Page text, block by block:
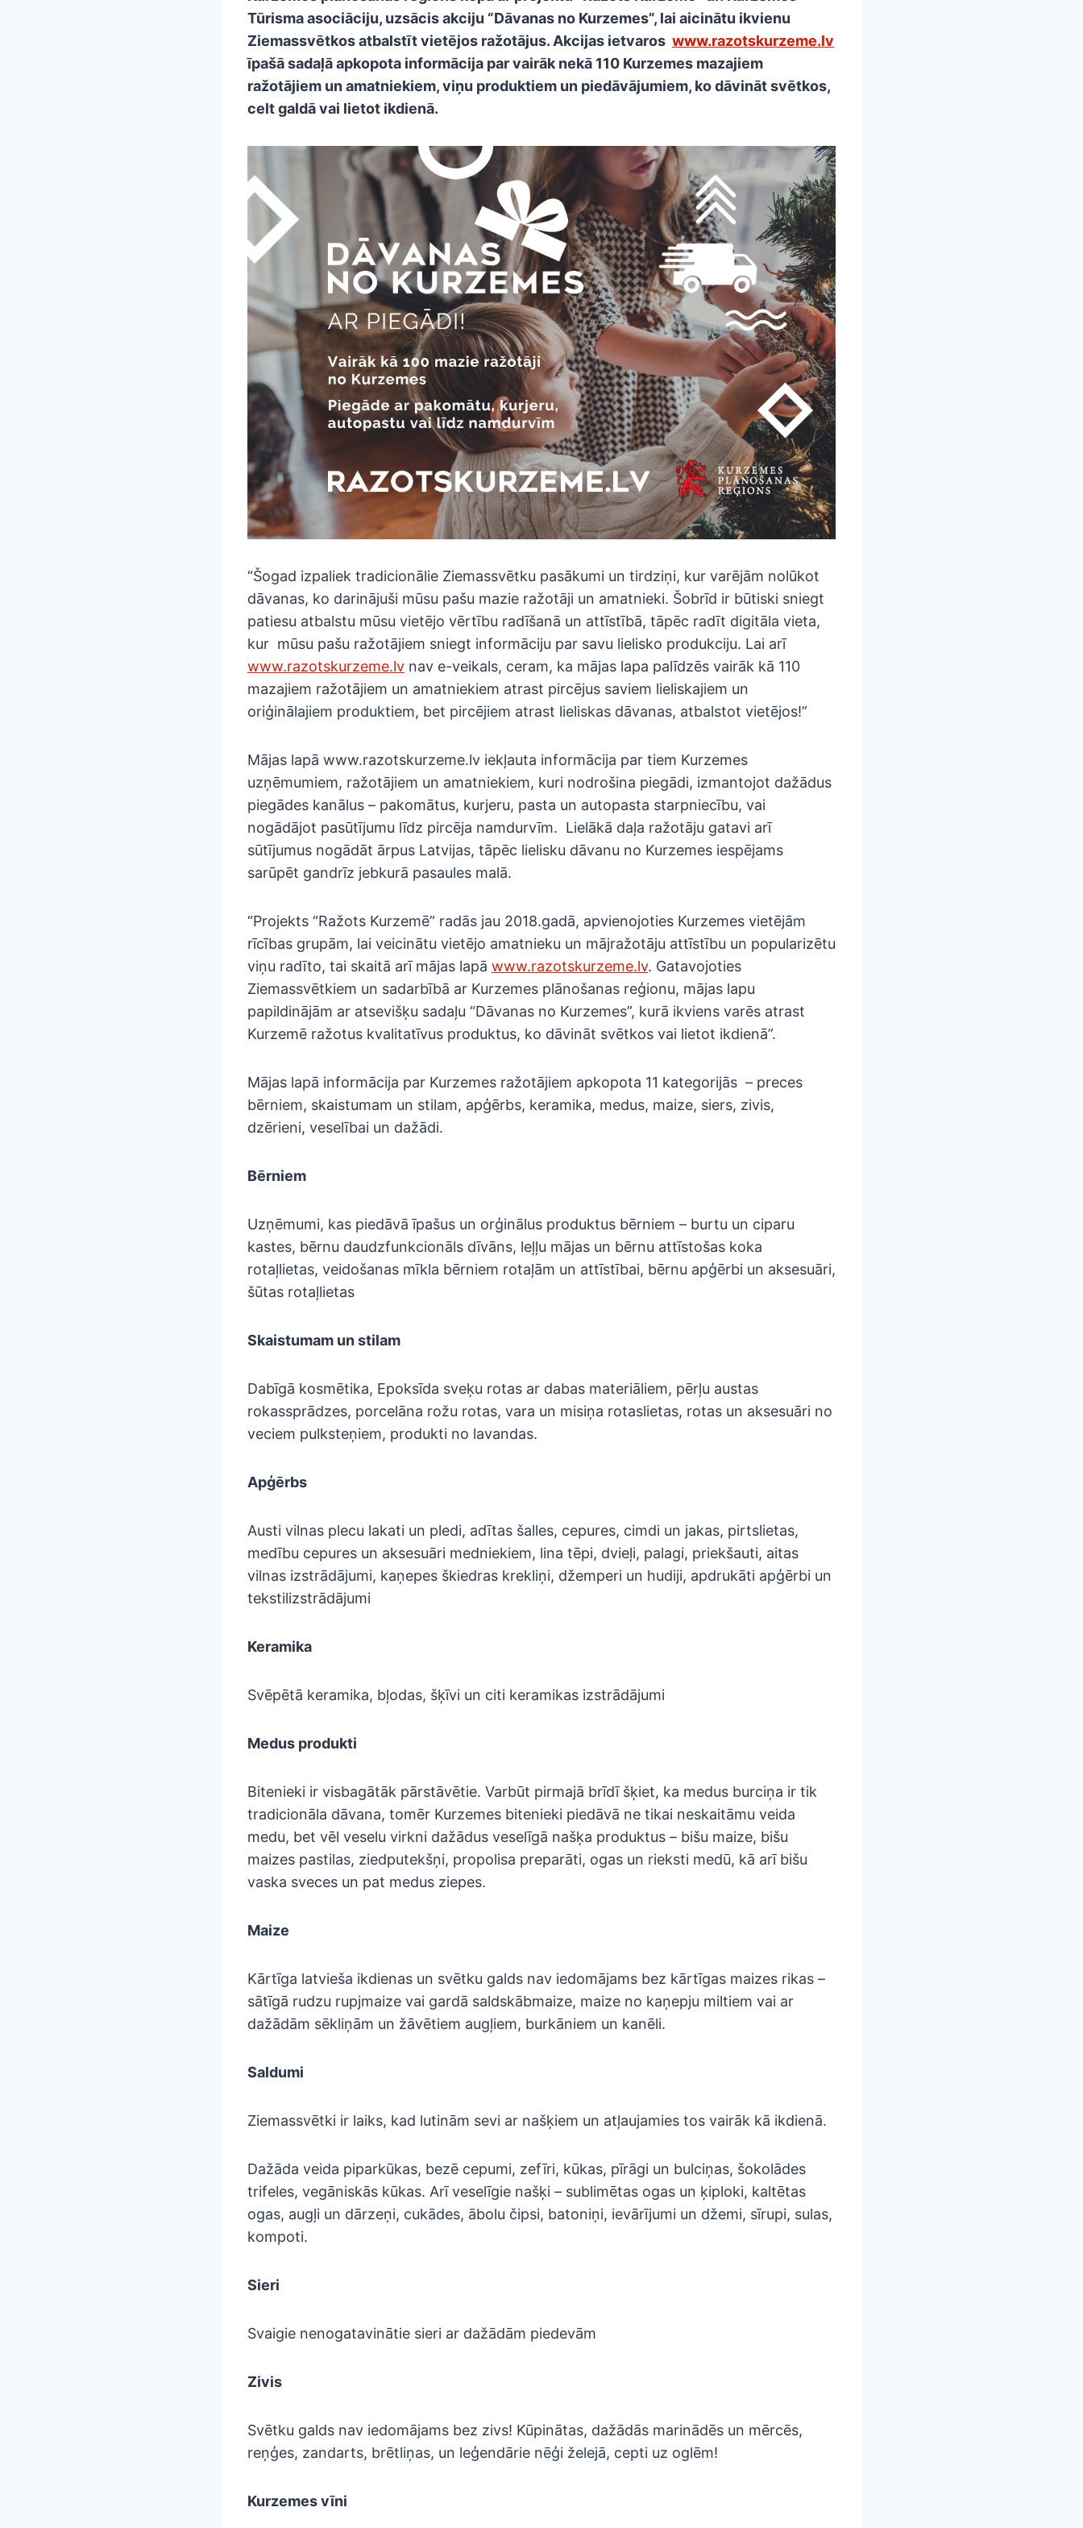
Tūrisma asociāciju, uzsācis akciju “Dāvanas no Kurzemes”, lai aicinātu ikvienu
Ziemassvētkos atbalstīt vietējos ražotājus. Akcijas ietvaros www.razotskurzeme.lv
īpašā sadaļā apkopota informācija par vairāk nekā 110 Kurzemes mazajiem
ražotājiem un amatniekiem, viņu produktiem un piedāvājumiem, ko dāvināt svētkos,
celt galdā vai lietot ikdienā.
“Šogad izpaliek tradicionālie Ziemassvētku pasākumi un tirdziņi, kur varējām nolūkot
dāvanas, ko darinājuši mūsu pašu mazie ražotāji un amatnieki. Šobrīd ir būtiski sniegt
patiesu atbalstu mūsu vietējo vērtību radīšanā un attīstībā, tāpēc radīt digitāla vieta,
kur mūsu pašu ražotājiem sniegt informāciju par savu lielisko produkciju. Lai arī
www.razotskurzeme.lv nav e-veikals, ceram, ka mājas lapa palīdzēs vairāk kā 110
mazajiem ražotājiem un amatniekiem atrast pircējus saviem lieliskajiem un
oriģinālajiem produktiem, bet pircējiem atrast lieliskas dāvanas, atbalstot vietējos!”
Mājas lapā www.razotskurzeme.lv iekļauta informācija par tiem Kurzemes
uzņēmumiem, ražotājiem un amatniekiem, kuri nodrošina piegādi, izmantojot dažādus
piegādes kanālus – pakomātus, kurjeru, pasta un autopasta starpniecību, vai
nogādājot pasūtījumu līdz pircēja namdurvīm. Lielākā daļa ražotāju gatavi arī
sūtījumus nogādāt ārpus Latvijas, tāpēc lielisku dāvanu no Kurzemes iespējams
sarūpēt gandrīz jebkurā pasaules malā.
“Projekts “Ražots Kurzemē” radās jau 2018.gadā, apvienojoties Kurzemes vietējām
rīcības grupām, lai veicinātu vietējo amatnieku un mājražotāju attīstību un popularizētu
viņu radīto, tai skaitā arī mājas lapā www.razotskurzeme.lv. Gatavojoties
Ziemassvētkiem un sadarbībā ar Kurzemes plānošanas reģionu, mājas lapu
papildinājām ar atsevišķu sadaļu “Dāvanas no Kurzemes”, kurā ikviens varēs atrast
Kurzemē ražotus kvalitatīvus produktus, ko dāvināt svētkos vai lietot ikdienā”.
Mājas lapā informācija par Kurzemes ražotājiem apkopota 11 kategorijās – preces
bērniem, skaistumam un stilam, apģērbs, keramika, medus, maize, siers, zivis,
dzērieni, veselībai un dažādi.
Bērniem
Uzņēmumi, kas piedāvā īpašus un orģinālus produktus bērniem – burtu un ciparu
kastes, bērnu daudzfunkcionāls dīvāns, leļļu mājas un bērnu attīstošas koka
rotaļlietas, veidošanas mīkla bērniem rotaļām un attīstībai, bērnu apģērbi un aksesuāri,
šūtas rotaļlietas
Skaistumam un stilam
Dabīgā kosmētika, Epoksīda sveķu rotas ar dabas materiāliem, pērļu austas
rokassprādzes, porcelāna rožu rotas, vara un misiņa rotaslietas, rotas un aksesuāri no
veciem pulksteņiem, produkti no lavandas.
Apģērbs
Austi vilnas plecu lakati un pledi, adītas šalles, cepures, cimdi un jakas, pirtslietas,
medību cepures un aksesuāri medniekiem, lina tēpi, dvieļi, palagi, priekšauti, aitas
vilnas izstrādājumi, kaņepes škiedras krekliņi, džemperi un hudiji, apdrukāti apģērbi un
tekstilizstrādājumi
Keramika
Svēpētā keramika, bļodas, šķīvi un citi keramikas izstrādājumi
Medus produkti
Bitenieki ir visbagātāk pārstāvētie. Varbūt pirmajā brīdī šķiet, ka medus burciņa ir tik
tradicionāla dāvana, tomēr Kurzemes bitenieki piedāvā ne tikai neskaitāmu veida
medu, bet vēl veselu virkni dažādus veselīgā našķa produktus – bišu maize, bišu
maizes pastilas, ziedputekšņi, propolisa preparāti, ogas un rieksti medū, kā arī bišu
vaska sveces un pat medus ziepes.
Maize
Kārtīga latvieša ikdienas un svētku galds nav iedomājams bez kārtīgas maizes rikas –
sātīgā rudzu rupjmaize vai gardā saldskābmaize, maize no kaņepju miltiem vai ar
dažādām sēkliņām un žāvētiem augļiem, burkāniem un kanēli.
Saldumi
Ziemassvētki ir laiks, kad lutinām sevi ar našķiem un atļaujamies tos vairāk kā ikdienā.
Dažāda veida piparkūkas, bezē cepumi, zefīri, kūkas, pīrāgi un bulciņas, šokolādes
trifeles, vegāniskās kūkas. Arī veselīgie našķi – sublimētas ogas un ķiploki, kaltētas
ogas, augļi un dārzeņi, cukādes, ābolu čipsi, batoniņi, ievārījumi un džemi, sīrupi, sulas,
kompoti.
Sieri
Svaigie nenogatavinātie sieri ar dažādām piedevām
Zivis
Svētku galds nav iedomājams bez zivs! Kūpinātas, dažādās marinādēs un mērcēs,
reņģes, zandarts, brētliņas, un leģendārie nēģi želejā, cepti uz oglēm!
Kurzemes vīni